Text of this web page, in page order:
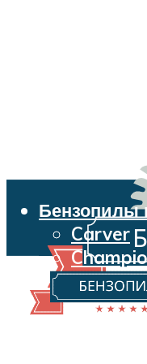
Бензопилы
Carver
Echo